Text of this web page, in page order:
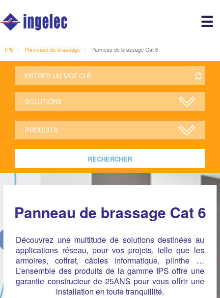
☰
IPS Panneaux de brassage Panneau de brassage Cat 6
RECHERCHER
Panneau de brassage Cat 6
Découvrez une multitude de solutions destinées au
applications réseau, pour vos projets, telle que les
armoires, coffret, câbles informatique, plinthe …
L’ensemble des produits de la gamme IPS offre une
garantie constructeur de 25ANS pour vous offrir une
installation en toute tranquillité.